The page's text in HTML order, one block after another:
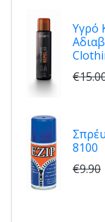
Υγρό
8100
€9.90